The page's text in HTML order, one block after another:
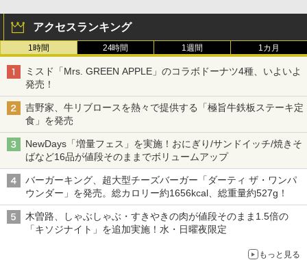
アクセスランキング
1時間 24時間 1週間 1カ月
ミスド「Mrs. GREEN APPLE」のコラボドーナツ4種、いよいよ
発売！
吉野家、牛リブロースを熱々で提供する「極旨牛鉄板ステーキ定
食」を発売
NewDays「増量フェス」を実施！おにぎり/サンドイッチ/焼きそ
ばなど16品が値段そのままでボリュームアップ
バーガーキング、超大型チーズバーガー「ダーティ ザ・ワンパ
ウンダー」を発売。総カロリー約1656kcal、総重量約527g！
木曽路、しゃぶしゃぶ・すきやきの肉が値段そのまま1.5倍の
「キソジナイト」を追加実施！水・日曜夜限定
もっと見る